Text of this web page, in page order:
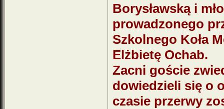
Borysławską i
prowadzonego
Szkolnego Koła
Elżbietę Ochab.
Zacni goście
dowiedzieli się o
czasie przerwy